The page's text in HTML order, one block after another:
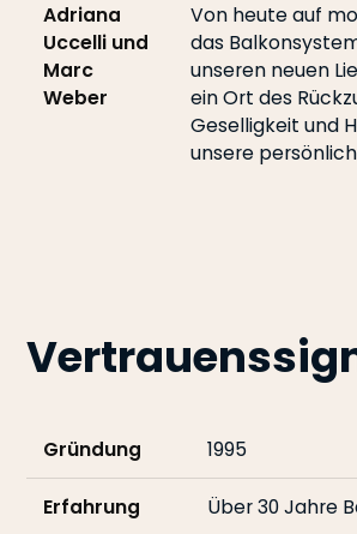
Adriana
Uccelli und
Marc
Weber
Von heute auf
das
unseren neuen
ein Ort des
Geselligkeit und
unsere
Gründung 1995
Erfahrung Über 30 Jahre